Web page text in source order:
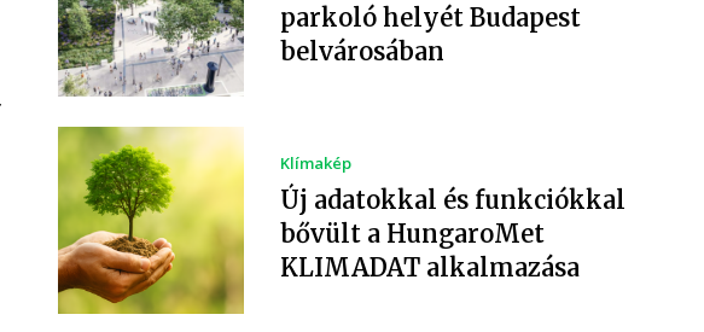
parkoló helyét Budapest
belvárosában
Klímakép
Új adatokkal és funkciókkal
bővült a HungaroMet
KLIMADAT alkalmazása